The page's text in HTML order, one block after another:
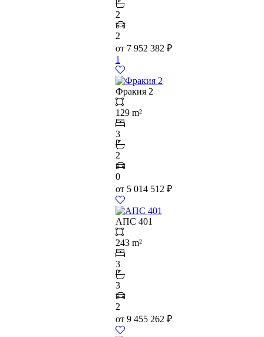
2
2
от 7 952 382 ₽
1
Фракия 2
129 m²
3
2
0
от 5 014 512 ₽
АПС 401
243 m²
3
3
2
от 9 455 262 ₽